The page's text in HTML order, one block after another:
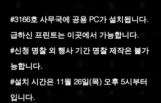
#3166호 사무국에 공용 PC가 설치됩니다.
급하신 프린트는 이곳에서 가능합니다.
#신청 명찰 외 행사 기간 명찰 제작은 불가
능합니다.
#설치 시간은 11월 26일(목) 오후 5시부터
입니다.​